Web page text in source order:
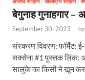
बेगुनाह गुनाहगार –
September 30, 2023 - by
संस्करण विवरण: फॉर्मैट:
सक्सेना #1 पुस्तक लिंक:
सालुंके का किसी ने खून कर